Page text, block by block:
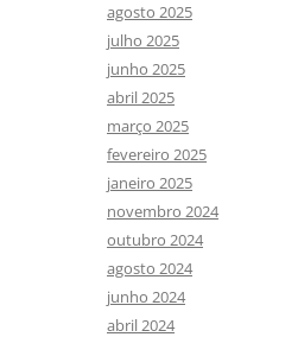
agosto 2025
julho 2025
junho 2025
abril 2025
março 2025
fevereiro 2025
janeiro 2025
novembro 2024
outubro 2024
agosto 2024
junho 2024
abril 2024